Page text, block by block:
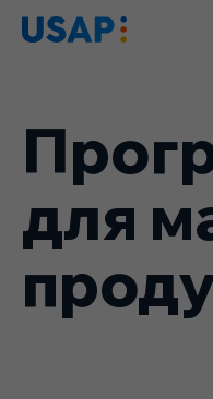
Skip
для